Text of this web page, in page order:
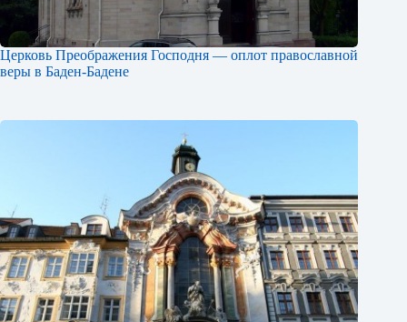
Церковь Преображения Господня — оплот православной
веры в Баден-Бадене